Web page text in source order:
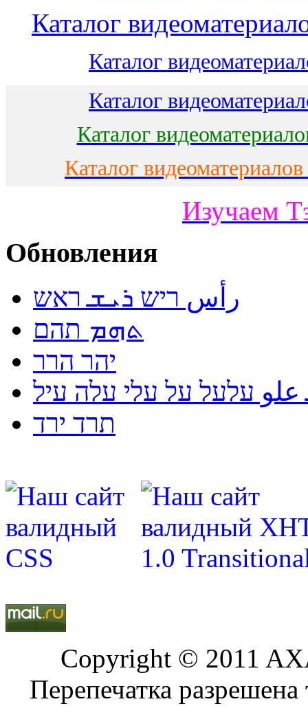
Каталог
Каталог
Каталог
Каталог
Каталог
Изучаем
Обновления
رأس ריש ܪܝܫ ראש
ܬܗܡ תהם
יהר הרר
עלעל על עלי עלה עיל
תרד ירד
Copyright © 2011
Перепечатка